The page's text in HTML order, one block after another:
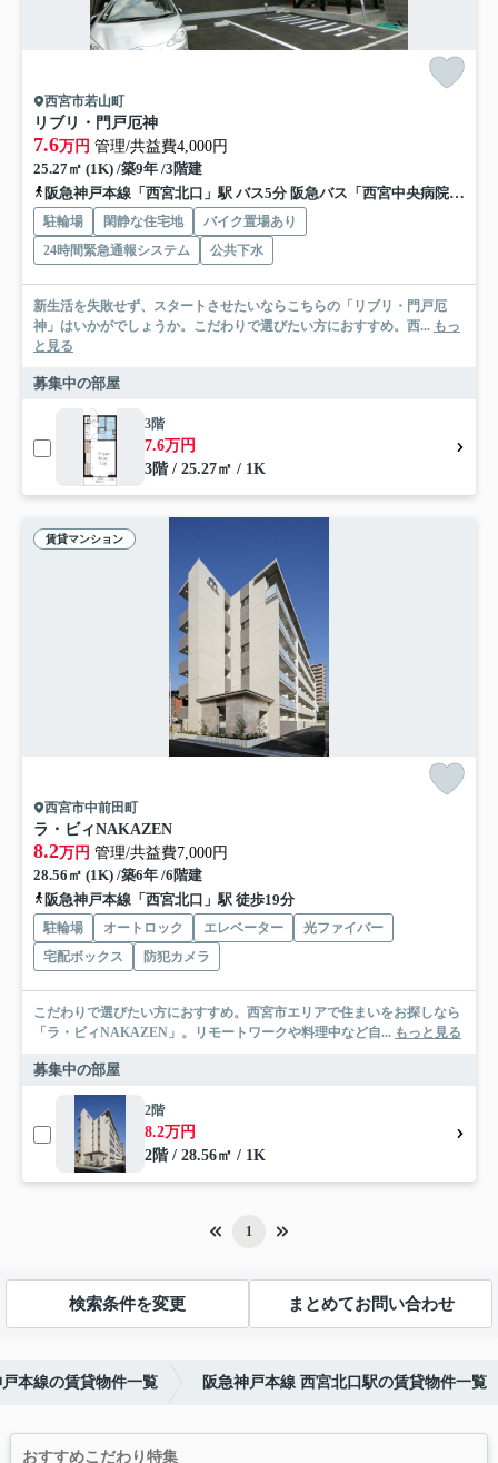
西宮市若山町
リブリ・門戸厄神
7.6万円 管理/共益費4,000円
25.27㎡ (1K) /築9年 /3階建
阪急神戸本線「西宮北口」駅 バス5分 阪急バス「西宮中央病院前」 停歩3分
駐輪場 閑静な住宅地
バイク置場あり
24時間緊急通報システム
公共下水
新生活を失敗せず、スタートさせたいならこちらの「リブリ・門戸厄
神」はいかがでしょうか。こだわりで選びたい方におすすめ。西... もっ
と見る
募集中の部屋
3階
7.6万円
3階 / 25.27㎡ / 1K
賃貸マンション
西宮市中前田町
ラ・ビィNAKAZEN
8.2万円 管理/共益費7,000円
28.56㎡ (1K) /築6年 /6階建
阪急神戸本線「西宮北口」駅 徒歩19分
駐輪場 オートロック エレベーター
光ファイバー
宅配ボックス
防犯カメラ
こだわりで選びたい方におすすめ。西宮市エリアで住まいをお探しなら
「ラ・ビィNAKAZEN」。リモートワークや料理中など自... もっと見る
募集中の部屋
2階
8.2万円
2階 / 28.56㎡ / 1K
1
検索条件を変更 まとめてお問い合わせ
本線の賃貸物件一覧 阪急神戸本線 西宮北口駅の賃貸物件一覧
おすすめこだわり特集